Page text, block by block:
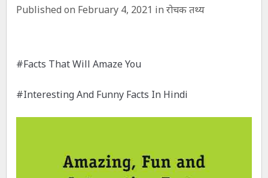
Published on February 4, 2021 in Categories
रोचक तथ्य
#Facts That Will Amaze You
#Interesting And Funny Facts In Hindi